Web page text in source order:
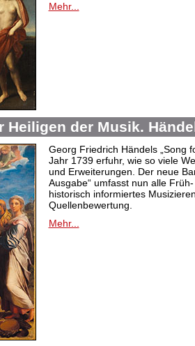
Mehr...
Heiligen der Musik.
Georg Friedrich Händels „Song
Jahr 1739 erfuhr, wie so viele
und Erweiterungen. Der neue
Ausgabe“ umfasst nun alle
historisch informiertes
Quellenbewertung.
Mehr...